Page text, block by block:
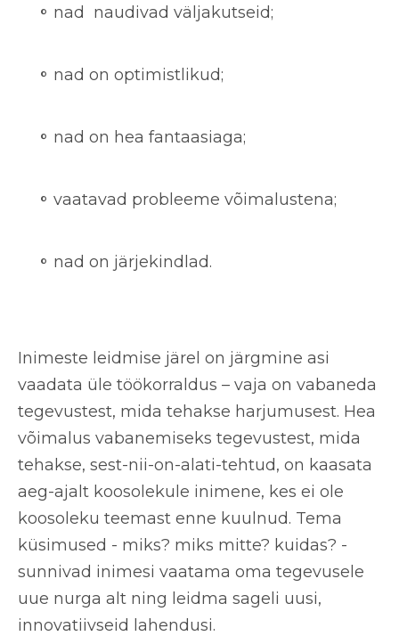
nad naudivad väljakutseid;
nad on optimistlikud;
nad on hea fantaasiaga;
vaatavad probleeme võimalustena;
nad on järjekindlad.
Inimeste leidmise järel on järgmine asi
vaadata üle töökorraldus – vaja on vabaneda
tegevustest, mida tehakse harjumusest. Hea
võimalus vabanemiseks tegevustest, mida
tehakse, sest-nii-on-alati-tehtud, on kaasata
aeg-ajalt koosolekule inimene, kes ei ole
koosoleku teemast enne kuulnud. Tema
küsimused - miks? miks mitte? kuidas? -
sunnivad inimesi vaatama oma tegevusele
uue nurga alt ning leidma sageli uusi,
innovatiivseid lahendusi.